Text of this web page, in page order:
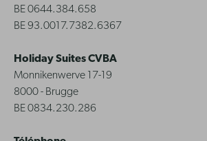
BE 0644.384.658
BE 93.0017.7382.6367
Holiday Suites CVBA
Monnikenwerve 17-19
8000 - Brugge
BE 0834.230.286